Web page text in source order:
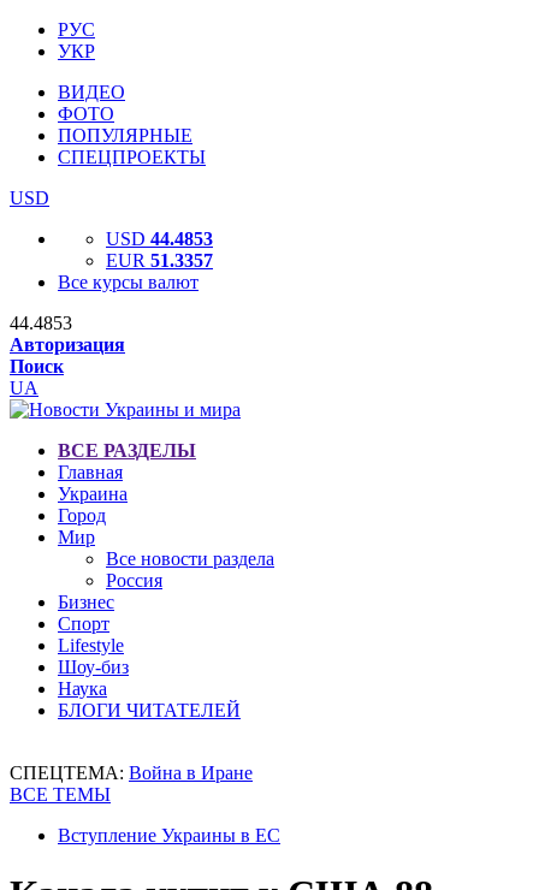
РУС
УКР
ВИДЕО
ФОТО
ПОПУЛЯРНЫЕ
СПЕЦПРОЕКТЫ
USD
USD 44.4853
EUR 51.3357
Все курсы валют
44.4853
Авторизация
Поиск
UA
ВСЕ РАЗДЕЛЫ
Главная
Украина
Город
Мир
Все новости раздела
Россия
Бизнес
Спорт
Lifestyle
Шоу-биз
Наука
БЛОГИ ЧИТАТЕЛЕЙ
СПЕЦТЕМА: Война в Иране
ВСЕ ТЕМЫ
Вступление Украины в ЕС